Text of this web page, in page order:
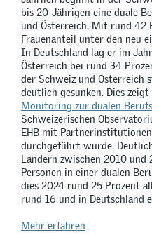
bis 20-Jährigen eine duale
und Österreich. Mit rund 42
Frauenanteil unter den neu
In Deutschland lag er im
Österreich bei rund 34
der Schweiz und Österreich
deutlich gesunken. Dies zeigt
Monitoring zur dualen
Schweizerischen
EHB mit
durchgeführt wurde.
Ländern zwischen 2010
Personen in einer dualen
dies 2024 rund 25 Prozent
rund 16 und in Deutschland
Mehr erfahren